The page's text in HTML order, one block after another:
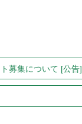
募集について [公告]